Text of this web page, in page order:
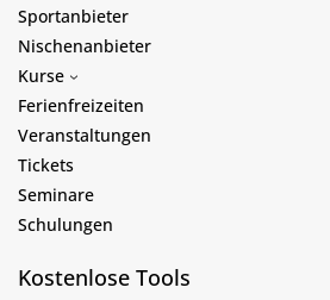
Sportanbieter
Nischenanbieter
Kurse
Ferienfreizeiten
Veranstaltungen
Tickets
Seminare
Schulungen
Kostenlose Tools